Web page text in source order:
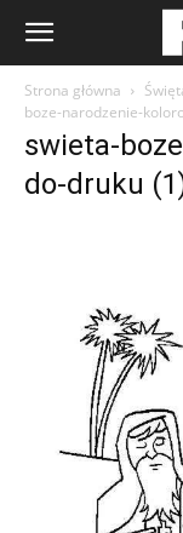
Strona główna
boze-narodzenie-
swieta-
do-druku